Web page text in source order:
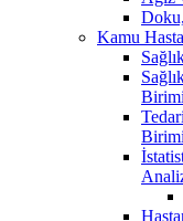
Kamu
Birimi
Birimi